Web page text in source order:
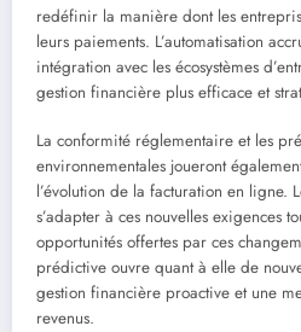
redéfinir la manière dont les
leurs paiements. L’automatisation
intégration avec les écosystèmes
gestion financière plus efficace et
La conformité réglementaire et les
environnementales joueront
l’évolution de la facturation en ligne.
s’adapter à ces nouvelles exigences
opportunités offertes par ces
prédictive ouvre quant à elle de
gestion financière proactive et une
revenus.